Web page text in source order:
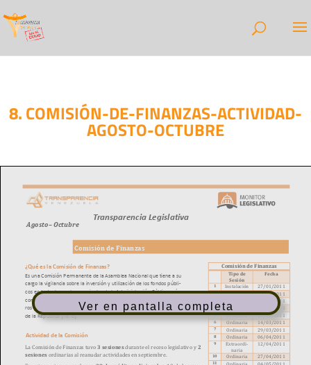
8. COMISIÓN-DE-FINANZAS-ACTIVIDAD-
AGOSTO-OCTUBRE
Ver en pantalla completa